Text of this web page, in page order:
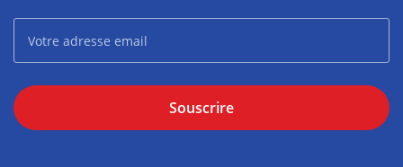
Souscrire